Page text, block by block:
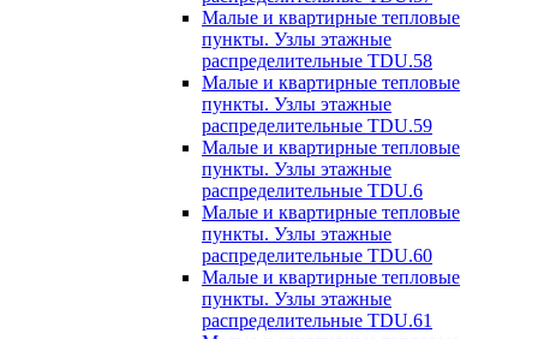
Малые и квартирные тепловые
пункты. Узлы этажные
распределительные TDU.58
Малые и квартирные тепловые
пункты. Узлы этажные
распределительные TDU.59
Малые и квартирные тепловые
пункты. Узлы этажные
распределительные TDU.6
Малые и квартирные тепловые
пункты. Узлы этажные
распределительные TDU.60
Малые и квартирные тепловые
пункты. Узлы этажные
распределительные TDU.61